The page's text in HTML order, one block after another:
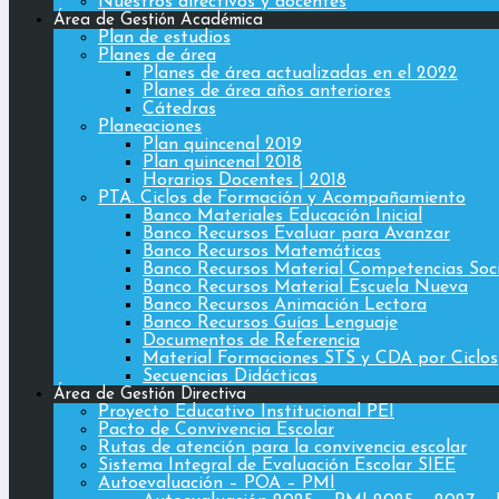
Área de Gestión Académica
Plan de estudios
Planes de área
Planes de área actualizadas en el 2022
Planes de área años anteriores
Cátedras
Planeaciones
Plan quincenal 2019
Plan quincenal 2018
Horarios Docentes | 2018
PTA. Ciclos de Formación y Acompañamiento
Banco Materiales Educación Inicial
Banco Recursos Evaluar para Avanzar
Banco Recursos Matemáticas
Banco Recursos Material Competencias
Banco Recursos Material Escuela Nueva
Banco Recursos Animación Lectora
Banco Recursos Guías Lenguaje
Documentos de Referencia
Material Formaciones STS y CDA por Ciclos
Secuencias Didácticas
Área de Gestión Directiva
Proyecto Educativo Institucional PEI
Pacto de Convivencia Escolar
Rutas de atención para la convivencia escolar
Sistema Integral de Evaluación Escolar SIEE
Autoevaluación – POA – PMI